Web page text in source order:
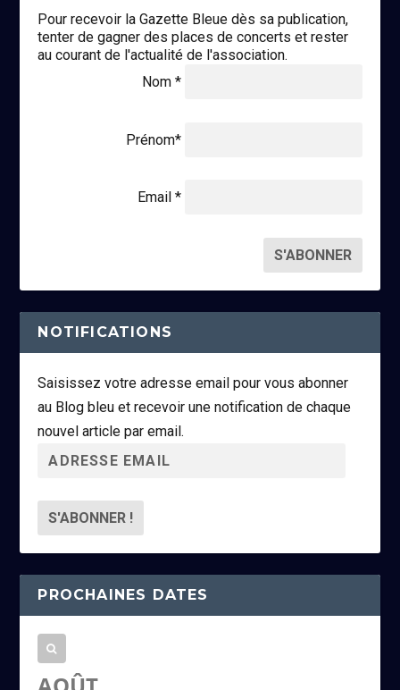
Pour recevoir la Gazette Bleue dès sa publication,
tenter de gagner des places de concerts et rester
au courant de l'actualité de l'association.
Nom *
Prénom*
Email *
NOTIFICATIONS
Saisissez votre adresse email pour vous abonner
au Blog bleu et recevoir une notification de chaque
nouvel article par email.
r
s
s
e
m
PROCHAINES DATES